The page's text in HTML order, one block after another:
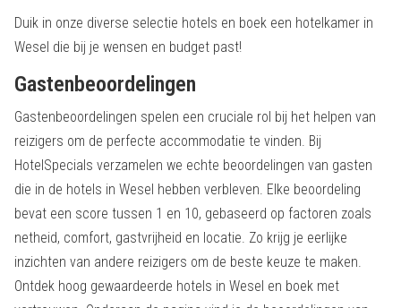
Duik in onze diverse selectie hotels en boek een hotelkamer in
Wesel die bij je wensen en budget past!
Gastenbeoordelingen
Gastenbeoordelingen spelen een cruciale rol bij het helpen van
reizigers om de perfecte accommodatie te vinden. Bij
HotelSpecials verzamelen we echte beoordelingen van gasten
die in de hotels in Wesel hebben verbleven. Elke beoordeling
bevat een score tussen 1 en 10, gebaseerd op factoren zoals
netheid, comfort, gastvrijheid en locatie. Zo krijg je eerlijke
inzichten van andere reizigers om de beste keuze te maken.
Ontdek hoog gewaardeerde hotels in Wesel en boek met